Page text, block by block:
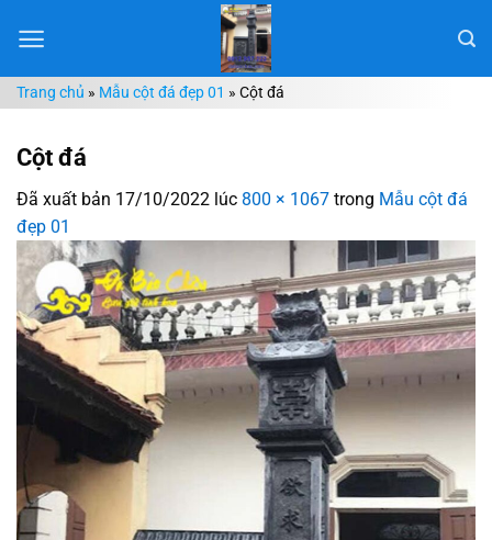
đến
dungTrang chủ » Mẫu cột đá đẹp 01 » Cột đá
Cột đá
Đã xuất bản 17/10/2022 lúc 800 × 1067 trong Mẫu cột đá
đẹp 01